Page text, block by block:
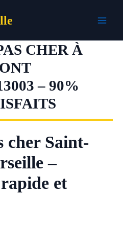
CHER À
– 90%
cher Saint-
–
et